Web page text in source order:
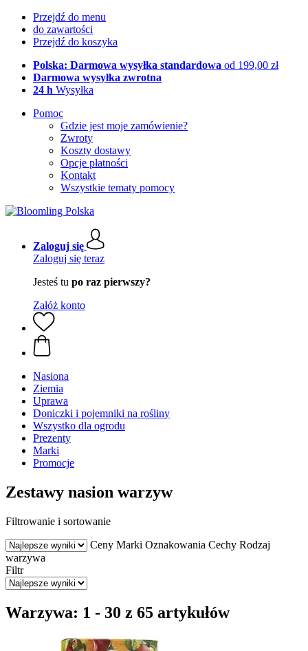
Przejdź do menu
do zawartości
Przejdź do koszyka
Polska: Darmowa wysyłka standardowa od 199,00 zł
Darmowa wysyłka zwrotna
24 h Wysyłka
Pomoc
Gdzie jest moje zamówienie?
Zwroty
Koszty dostawy
Opcje płatności
Kontakt
Wszystkie tematy pomocy
Zaloguj się
Zaloguj się teraz
Jesteś tu po raz pierwszy?
Załóż konto
Nasiona
Ziemia
Uprawa
Doniczki i pojemniki na rośliny
Wszystko dla ogrodu
Prezenty
Marki
Promocje
Zestawy nasion warzyw
Filtrowanie i sortowanie
Ceny Marki Oznakowania Cechy Rodzaj
warzywa
Filtr
Warzywa: 1 - 30 z 65 artykułów